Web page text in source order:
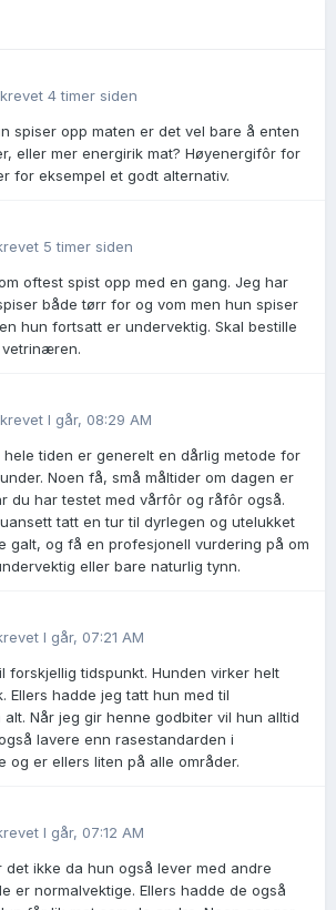
4 timer siden
spiser opp maten er det vel bare å enten
eller mer energirik mat? Høyenergifôr for
for eksempel et godt alternativ.
5 timer siden
oftest spist opp med en gang. Jeg har
både tørr for og vom men hun spiser
hun fortsatt er undervektig. Skal bestille
I går, 08:29 AM
hele tiden er generelt en dårlig metode for
Noen få, små måltider om dagen er
du har testet med vårfôr og råfôr også.
tatt en tur til dyrlegen og utelukket
galt, og få en profesjonell vurdering på om
eller bare naturlig tynn.
I går, 07:21 AM
forskjellig tidspunkt. Hunden virker helt
Ellers hadde jeg tatt hun med til
Når jeg gir henne godbiter vil hun alltid
lavere enn rasestandarden i
og er ellers liten på alle områder.
I går, 07:12 AM
det ikke da hun også lever med andre
er normalvektige. Ellers hadde de også